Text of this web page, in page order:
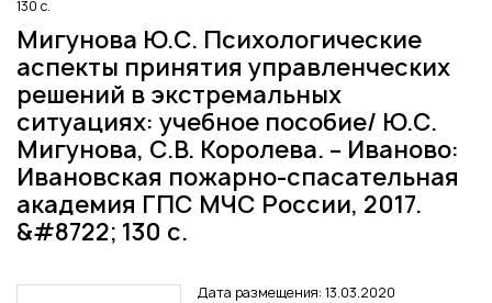
130 с.
Мигунова Ю.С. Психологические
аспекты принятия управленческих
решений в экстремальных
ситуациях: учебное пособие/ Ю.С.
Мигунова, С.В. Королева. – Иваново:
Ивановская пожарно-спасательная
академия ГПС МЧС России, 2017.
&#8722; 130 с.
Дата размещения: 13.03.2020